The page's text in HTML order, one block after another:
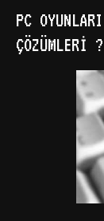
PC
ÇÖZÜMLERI ?